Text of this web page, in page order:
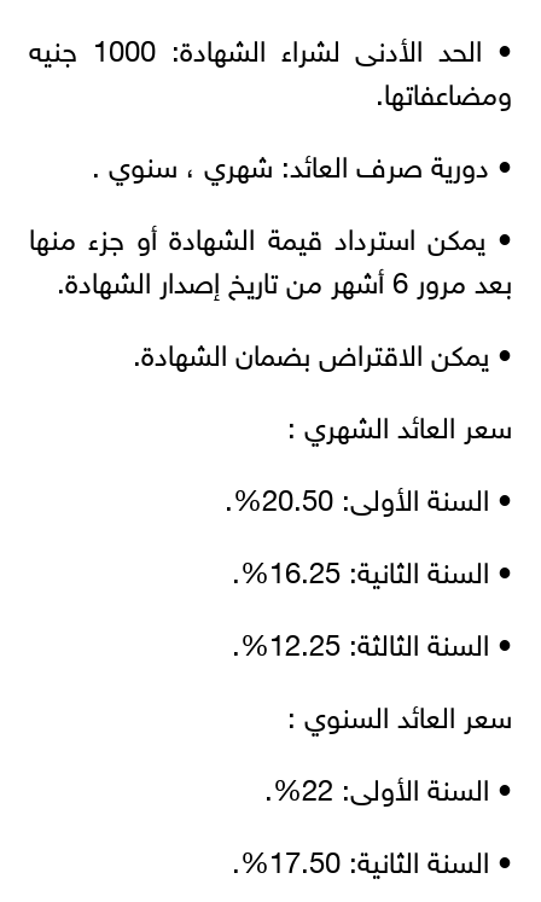
• الحد الأدنى لشراء الشهادة: 1000 جنيه
ومضاعفاتها.
• دورية صرف العائد: شهري ، سنوي .
• يمكن استرداد قيمة الشهادة أو جزء منها
بعد مرور 6 أشهر من تاريخ إصدار الشهادة.
• يمكن الاقتراض بضمان الشهادة.
سعر العائد الشهري :
• السنة الأولى: 20.50%.
• السنة الثانية: 16.25%.
• السنة الثالثة: 12.25%.
سعر العائد السنوي :
• السنة الأولى: 22%.
• السنة الثانية: 17.50%.